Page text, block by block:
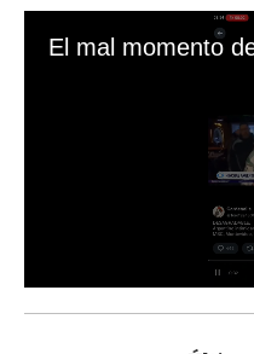
s